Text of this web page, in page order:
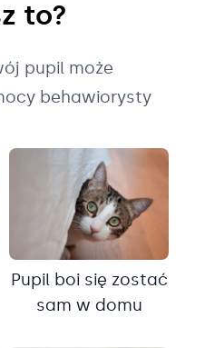
to?
pupil może
behawiorysty
Pupil boi się zostać
sam w domu